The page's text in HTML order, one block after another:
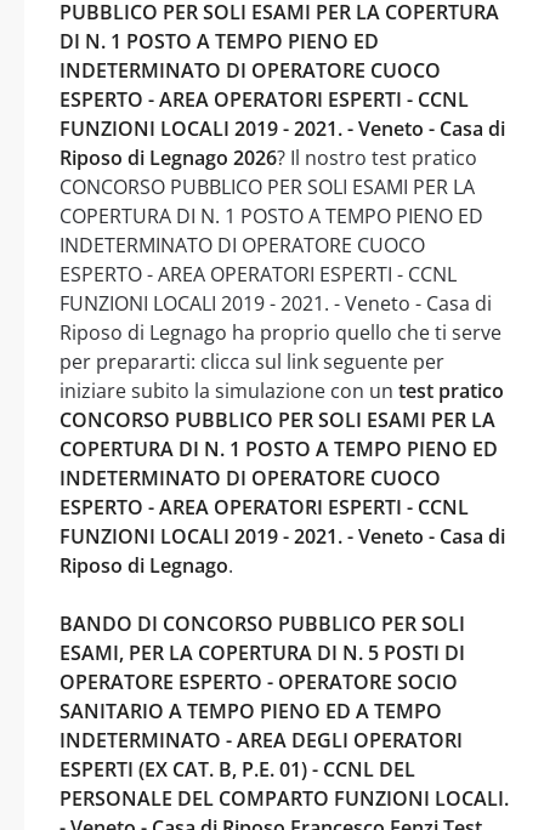
PUBBLICO PER SOLI ESAMI PER LA COPERTURA
DI N. 1 POSTO A TEMPO PIENO ED
INDETERMINATO DI OPERATORE CUOCO
ESPERTO - AREA OPERATORI ESPERTI - CCNL
FUNZIONI LOCALI 2019 - 2021. - Veneto - Casa di
Riposo di Legnago 2026? Il nostro test pratico
CONCORSO PUBBLICO PER SOLI ESAMI PER LA
COPERTURA DI N. 1 POSTO A TEMPO PIENO ED
INDETERMINATO DI OPERATORE CUOCO
ESPERTO - AREA OPERATORI ESPERTI - CCNL
FUNZIONI LOCALI 2019 - 2021. - Veneto - Casa di
Riposo di Legnago ha proprio quello che ti serve
per prepararti: clicca sul link seguente per
iniziare subito la simulazione con un test pratico
CONCORSO PUBBLICO PER SOLI ESAMI PER LA
COPERTURA DI N. 1 POSTO A TEMPO PIENO ED
INDETERMINATO DI OPERATORE CUOCO
ESPERTO - AREA OPERATORI ESPERTI - CCNL
FUNZIONI LOCALI 2019 - 2021. - Veneto - Casa di
Riposo di Legnago.
BANDO DI CONCORSO PUBBLICO PER SOLI
ESAMI, PER LA COPERTURA DI N. 5 POSTI DI
OPERATORE ESPERTO - OPERATORE SOCIO
SANITARIO A TEMPO PIENO ED A TEMPO
INDETERMINATO - AREA DEGLI OPERATORI
ESPERTI (EX CAT. B, P.E. 01) - CCNL DEL
PERSONALE DEL COMPARTO FUNZIONI LOCALI.